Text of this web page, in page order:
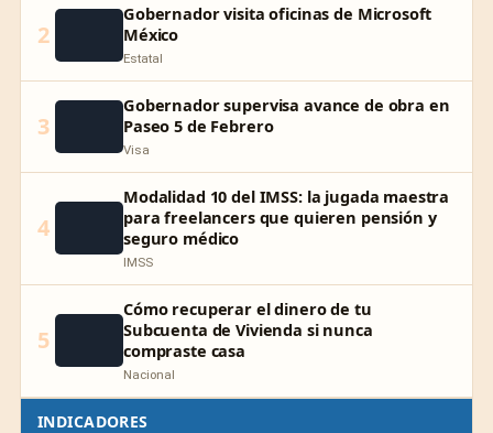
2
Gobernador visita oficinas de Microsoft
México
Estatal
3
Gobernador supervisa avance de obra en
Paseo 5 de Febrero
Visa
4
Modalidad 10 del IMSS: la jugada maestra
para freelancers que quieren pensión y
seguro médico
IMSS
5
Cómo recuperar el dinero de tu
Subcuenta de Vivienda si nunca
compraste casa
Nacional
INDICADORES